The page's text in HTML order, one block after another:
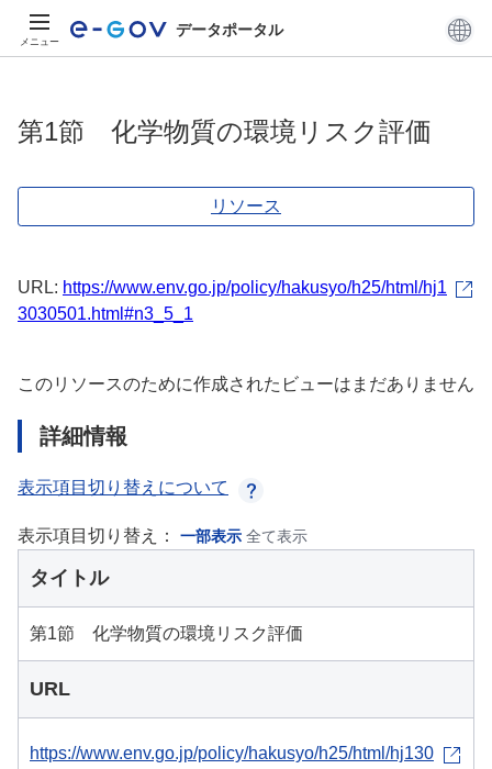
メニュー
データポータル
第1節 化学物質の環境リスク評価
リソース
URL: https://www.env.go.jp/policy/hakusyo/h25/html/hj1
3030501.html#n3_5_1
このリソースのために作成されたビューはまだありません
詳細情報
表示項目切り替えについて
表示項目切り替え： 一部表示 全て表示
タイトル
第1節 化学物質の環境リスク評価
URL
https://www.env.go.jp/policy/hakusyo/h25/html/hj130